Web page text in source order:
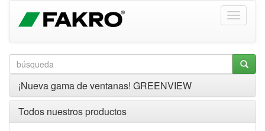
¡Nueva gama de ventanas! GREENVIEW
Todos nuestros productos